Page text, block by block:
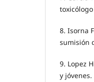
8. Isorna
sumisión
9. Lopez
y